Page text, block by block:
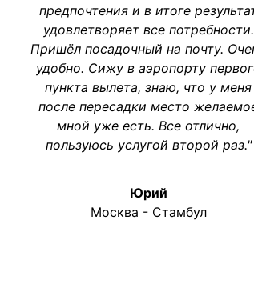
предпочтения и в итоге
удовлетворяет все потребности.
Пришёл посадочный на почту.
удобно. Сижу в аэропорту
пункта вылета, знаю, что у меня
после пересадки место
мной уже есть. Все отлично,
пользуюсь услугой второй раз."
Юрий
Москва - Стамбул